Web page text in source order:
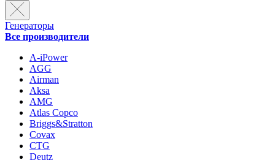
Генераторы
Все производители
A-iPower
AGG
Airman
Aksa
AMG
Atlas Copco
Briggs&Stratton
Covax
CTG
Deutz